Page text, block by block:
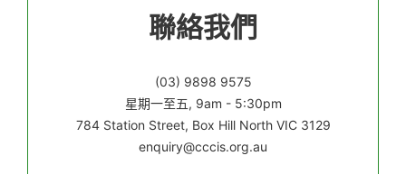
聯絡我們
(03) 9898 9575
星期一至五, 9am - 5:30pm
784 Station Street, Box Hill North VIC 3129
enquiry@cccis.org.au